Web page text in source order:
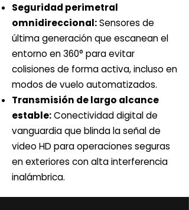
Seguridad perimetral
omnidireccional:Sensores de
última generación que escanean el
entorno en 360° para evitar
colisiones de forma activa, incluso en
modos de vuelo automatizados.
Transmisión de largo alcance
estable:Conectividad digital de
vanguardia que blinda la señal de
video HD para operaciones seguras
en exteriores con alta interferencia
inalámbrica.